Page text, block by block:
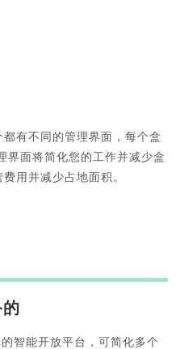
有不同的管理界面，每个盒
界面将简化您的工作并减少盒
用并减少占地面积。
智能开放平台，可简化多个